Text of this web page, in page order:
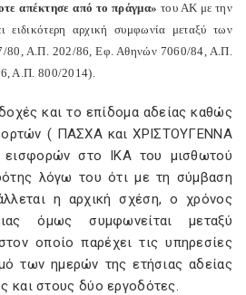
απέκτησε από το πράγμα» του ΑΚ με την
ειδικότερη αρχική συμφωνία μεταξύ των
80, Α.Π. 202/86, Εφ. Αθηνών 7060/84, Α.Π.
Α.Π. 800/2014).
και το επίδομα αδείας καθώς
( ΠΑΣΧΑ και ΧΡΙΣΤΟΥΓΕΝΝΑ
εισφορών στο ΙΚΑ του μισθωτού
λόγω του ότι με τη σύμβαση
η αρχική σχέση, ο χρόνος
όμως συμφωνείται μεταξύ
οποίο παρέχει τις υπηρεσίες
των ημερών της ετήσιας αδείας
και στους δύο εργοδότες.